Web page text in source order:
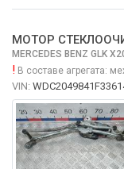
МОТОР
MERCEDES BENZ GLK
! В составе агрегата:
VIN: